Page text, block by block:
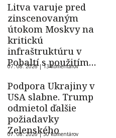
Litva varuje pred
zinscenovaným
útokom Moskvy na
kritickú
infraštruktúru v
Pobaltí s použitím
ukrajinského dronu
07. 08. 2026 |13 komentárov
Podpora Ukrajiny v
USA slabne. Trump
odmietol ďalšie
požiadavky
Zelenského
07. 08. 2026 |50 komentárov